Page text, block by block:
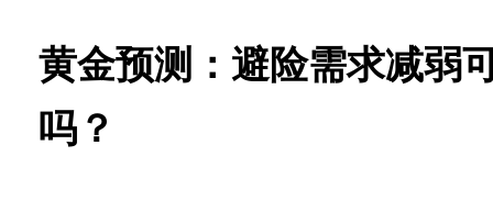
黄金预测：避险需求减弱
吗？